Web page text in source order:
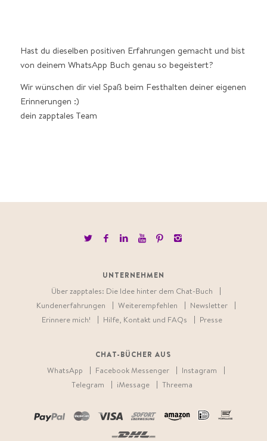
Hast du dieselben positiven Erfahrungen gemacht und bist
von deinem WhatsApp Buch genau so begeistert?
Wir wünschen dir viel Spaß beim Festhalten deiner eigenen
Erinnerungen :)
dein zapptales Team
UNTERNEHMEN
Über zapptales: Die Idee hinter dem Chat-Buch
Kundenerfahrungen
Weiterempfehlen
Newsletter
Erinnere mich!
Hilfe, Kontakt und FAQs Presse
CHAT-BÜCHER AUS
WhatsApp Facebook Messenger
Instagram
Telegram
iMessage Threema